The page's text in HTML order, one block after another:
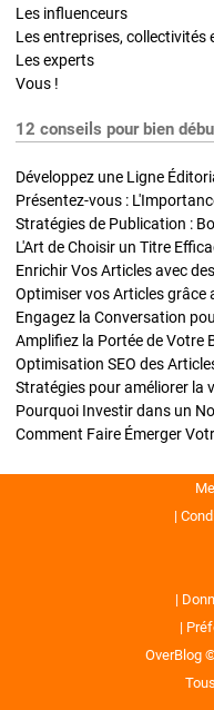
Les influenceurs
Les entreprises, collectivités
Les experts
Vous !
12 conseils pour bien
Développez une Ligne
Présentez-vous :
L'Art de Choisir un Titre
Optimiser vos Articles grâce
Engagez la Conversation
Amplifiez la Portée de Votre
OverBlog